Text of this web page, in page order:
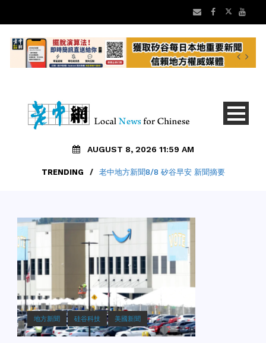
AUGUST 8, 2026 11:59 AM
TRENDING / 老中地方新聞8/8 矽谷早安 新聞摘要
地方新聞 硅谷科技 美國新聞